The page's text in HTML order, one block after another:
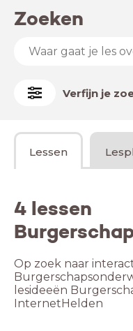
Zoeken
Verfijn je
Lessen
4 lessen
Op zoek naar
lesideeën
InternetHelden